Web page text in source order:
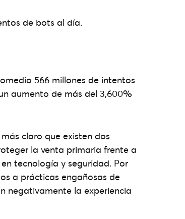
de bots al día.
566 millones de intentos
aumento de más del 3,600%
claro que existen dos
la venta primaria frente a
tecnología y seguridad. Por
a prácticas engañosas de
negativamente la experiencia